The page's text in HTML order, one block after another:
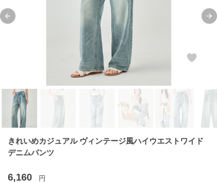
Previous slide
きれいめカジュアル ヴィンテージ風ハイウエストワイド
デニムパンツ
6,160 円